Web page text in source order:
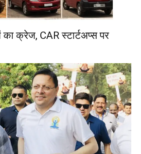
का क्रेज, CAR स्टार्टअप्स पर